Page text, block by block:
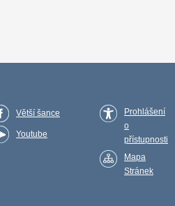
Větší šance
Youtube
Prohlášení
o
přístupnosti
Mapa
Stránek